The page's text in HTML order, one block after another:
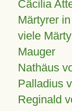
Cäcilia
Märtyrer
viele
Mauger
Nathäus
Palladius
Reginald